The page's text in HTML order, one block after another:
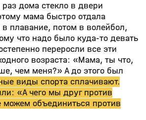
дома стекло в двери
мама быстро отдала
в плавание, потом в волейбол,
что надо было куда-то девать
переросли все эти
возраста: «Мама, ты что,
чем меня?» А до этого был
виды спорта сплачивают.
«А чего мы друг против
объединиться против